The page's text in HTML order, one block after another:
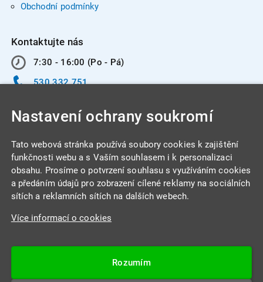
Obchodní podmínky
Kontaktujte nás
7:30 - 16:00 (Po - Pá)
530 332 751
INTEGRA CENTRUM s.r.o.
Jabloňová 662/7
Datová schránka: 4beca6d
Nastavení ochrany soukromí
Tato webová stránka používá soubory cookies k zajištění
funkčnosti webu a s Vaším souhlasem i k personalizaci
obsahu. Prosíme o potvrzení souhlasu s využíváním cookies
a předáním údajů pro zobrazení cílené reklamy na sociálních
sítích a reklamních sítích na dalších webech.
Více informací o cookies
Rozumím